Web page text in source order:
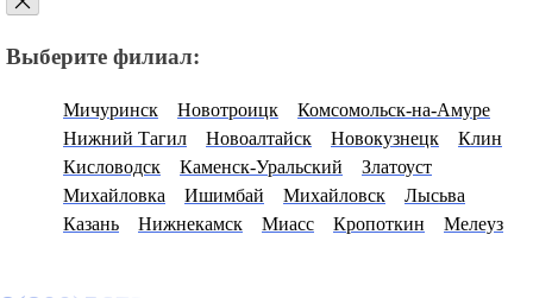
Выберите филиал:
Мичуринск Новотроицк
Комсомольск-на-Амуре
Нижний Тагил
Новоалтайск Новокузнецк
Клин
Кисловодск
Каменск-Уральский
Златоуст
Михайловка
Ишимбай Михайловск
Лысьва
Казань
Нижнекамск Миасс Кропоткин Мелеуз